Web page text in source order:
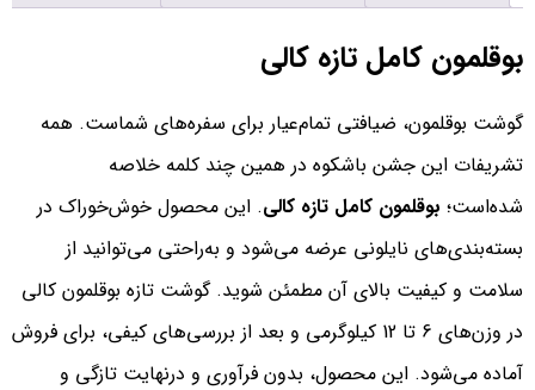
بوقلمون کامل تازه کالی
گوشت بوقلمون، ضیافتی تمام‌عیار برای سفره‌های شماست. همه
تشریفات این جشن باشکوه در همین چند کلمه خلاصه
شده‌است؛ بوقلمون کامل تازه کالی. این محصول خوش‌خوراک در
بسته‌بندی‌های نایلونی عرضه می‌شود و به‌راحتی می‌توانید از
سلامت و کیفیت بالای آن مطمئن شوید. گوشت تازه بوقلمون کالی
در وزن‌های 6 تا 12 کیلوگرمی و بعد از بررسی‌های کیفی، برای فروش
آماده می‌شود. این محصول، بدون فرآوری و درنهایت تازگی و